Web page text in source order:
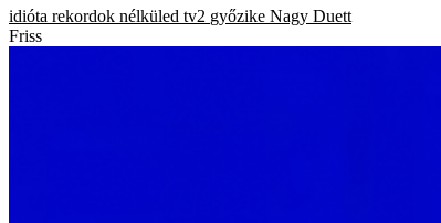
idióta rekordok nélküled tv2 győzike Nagy Duett
Friss